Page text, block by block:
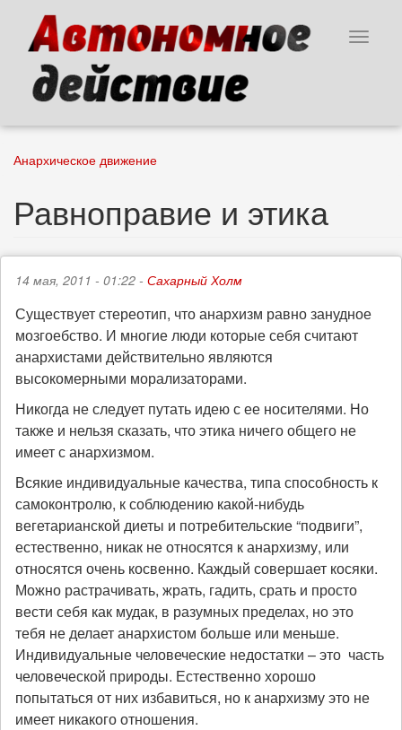
основному
содержанию
Toggle
Анархическое движение
Равноправие и этика
14 мая, 2011 - 01:22 - Сахарный Холм
Существует стереотип, что анархизм равно занудное
мозгоебство. И многие люди которые себя считают
анархистами действительно являются
высокомерными морализаторами.
Никогда не следует путать идею с ее носителями. Но
также и нельзя сказать, что этика ничего общего не
имеет с анархизмом.
Всякие индивидуальные качества, типа способность к
самоконтролю, к соблюдению какой-нибудь
вегетарианской диеты и потребительские “подвиги”,
естественно, никак не относятся к анархизму, или
относятся очень косвенно. Каждый совершает косяки.
Можно растрачивать, жрать, гадить, срать и просто
вести себя как мудак, в разумных пределах, но это
тебя не делает анархистом больше или меньше.
Индивидуальные человеческие недостатки – это часть
человеческой природы. Естественно хорошо
попытаться от них избавиться, но к анархизму это не
имеет никакого отношения.